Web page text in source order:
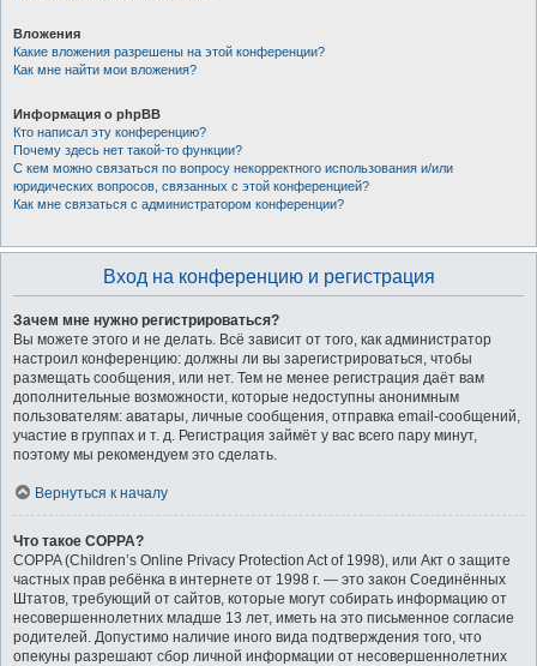
Вложения
Какие вложения разрешены на этой конференции?
Как мне найти мои вложения?
Информация о phpBB
Кто написал эту конференцию?
Почему здесь нет такой-то функции?
С кем можно связаться по вопросу некорректного использования и/или
юридических вопросов, связанных с этой конференцией?
Как мне связаться с администратором конференции?
Вход на конференцию и регистрация
Зачем мне нужно регистрироваться?
Вы можете этого и не делать. Всё зависит от того, как администратор
настроил конференцию: должны ли вы зарегистрироваться, чтобы
размещать сообщения, или нет. Тем не менее регистрация даёт вам
дополнительные возможности, которые недоступны анонимным
пользователям: аватары, личные сообщения, отправка email-сообщений,
участие в группах и т. д. Регистрация займёт у вас всего пару минут,
поэтому мы рекомендуем это сделать.
Вернуться к началу
Что такое COPPA?
COPPA (Children’s Online Privacy Protection Act of 1998), или Акт о защите
частных прав ребёнка в интернете от 1998 г. — это закон Соединённых
Штатов, требующий от сайтов, которые могут собирать информацию от
несовершеннолетних младше 13 лет, иметь на это письменное согласие
родителей. Допустимо наличие иного вида подтверждения того, что
опекуны разрешают сбор личной информации от несовершеннолетних